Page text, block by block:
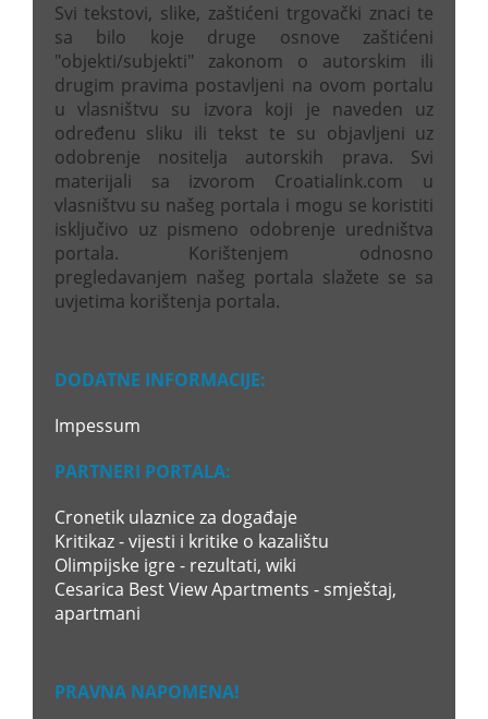
Svi tekstovi, slike, zaštićeni trgovački znaci te
sa bilo koje druge osnove zaštićeni
"objekti/subjekti" zakonom o autorskim ili
drugim pravima postavljeni na ovom portalu
u vlasništvu su izvora koji je naveden uz
određenu sliku ili tekst te su objavljeni uz
odobrenje nositelja autorskih prava. Svi
materijali sa izvorom Croatialink.com u
vlasništvu su našeg portala i mogu se koristiti
isključivo uz pismeno odobrenje uredništva
portala. Korištenjem odnosno
pregledavanjem našeg portala slažete se sa
uvjetima korištenja portala.
DODATNE INFORMACIJE:
Impessum
PARTNERI PORTALA:
Cronetik ulaznice za događaje
Kritikaz - vijesti i kritike o kazalištu
Olimpijske igre - rezultati, wiki
Cesarica Best View Apartments - smještaj,
apartmani
PRAVNA NAPOMENA!